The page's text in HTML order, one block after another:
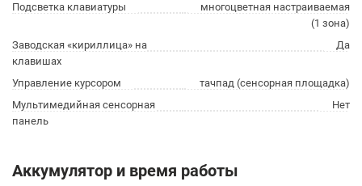
Подсветка клавиатуры
многоцветная настраиваемая
(1 зона)
Заводская «кириллица» на
клавишах
Да
Управление курсором
тачпад (сенсорная площадка)
Мультимедийная сенсорная
панель
Нет
Аккумулятор и время работы